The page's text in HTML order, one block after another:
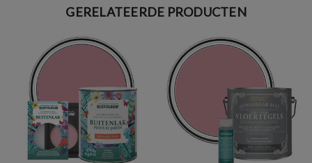
GERELATEERDE PRODUCTEN